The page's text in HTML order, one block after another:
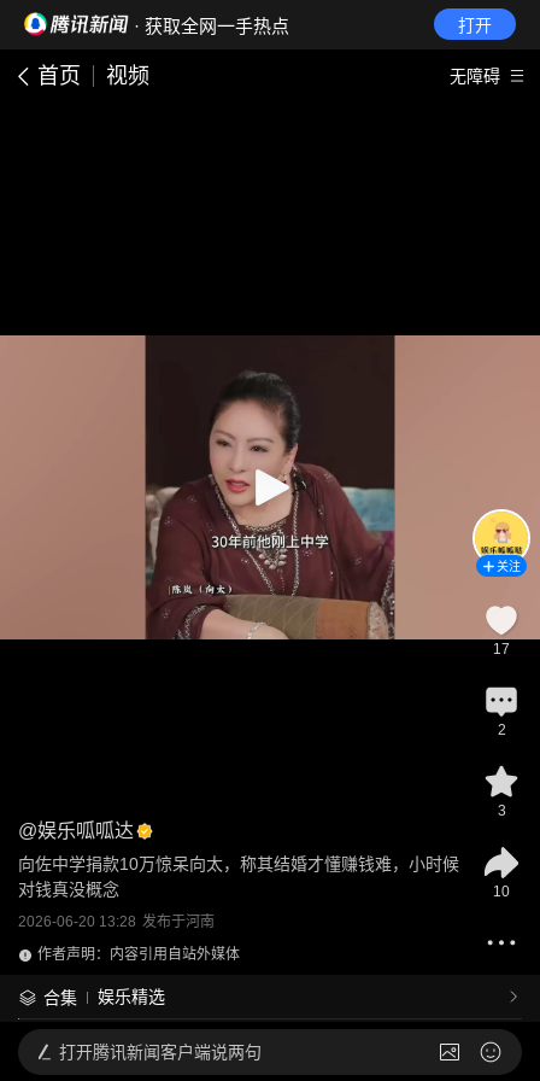
· 获取全网一手热点 打开
首页 视频 无障碍
@娱乐呱呱达
向佐中学捐款10万惊呆向太，称其结婚才懂赚钱难，小时候
对钱真没概念
2026-06-20 13:28 发布于河南
作者声明：内容引用自站外媒体
合集 娱乐精选
关注
17
2
3
10
打开腾讯新闻客户端说两句